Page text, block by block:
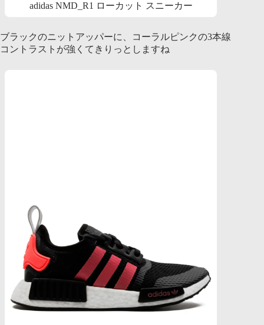
adidas NMD_R1 ローカット スニーカー
ブラックのニットアッパーに、コーラルピンクの3本線
コントラストが強くてきりっとしますね